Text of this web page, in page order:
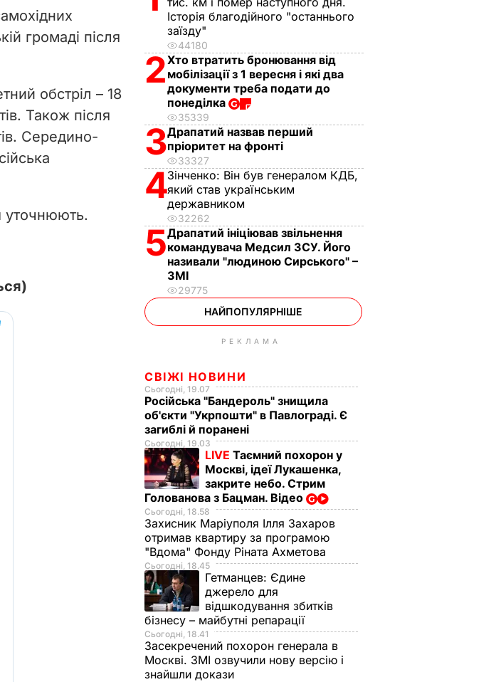
громаді після
обстріл – 18
Також після
Середино-
уточнюють.
Історія благодійного "останнього
заїзду"
44180
2Хто втратить бронювання від
мобілізації з 1 вересня і які два
документи треба подати до
понеділка
35339
3Драпатий назвав перший
пріоритет на фронті
33327
4Зінченко: Він був генералом КДБ,
який став українським
державником
32262
5Драпатий ініціював звільнення
командувача Медсил ЗСУ. Його
називали "людиною Сирського" –
ЗМІ
29775
НАЙПОПУЛЯРНІШЕ
РЕКЛАМА
СВІЖІ НОВИНИ
Сьогодні, 19.07
Російська "Бандероль" знищила
об'єкти "Укрпошти" в Павлограді. Є
загиблі й поранені
Сьогодні, 19.03
LIVE Таємний похорон у
Москві, ідеї Лукашенка,
закрите небо. Стрим
Голованова з Бацман. Відео
Сьогодні, 18.58
Захисник Маріуполя Ілля Захаров
отримав квартиру за програмою
"Вдома" Фонду Ріната Ахметова
Сьогодні, 18.45
Гетманцев: Єдине
джерело для
відшкодування збитків
бізнесу – майбутні репарації
Сьогодні, 18.41
Засекречений похорон генерала в
Москві. ЗМІ озвучили нову версію і
знайшли докази